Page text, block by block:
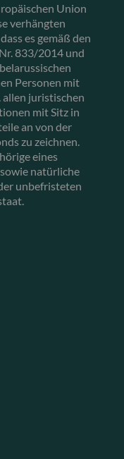
Union
verhängten
es gemäß den
833/2014 und
Personen mit
allen juristischen
mit Sitz in
an von der
zu zeichnen.
eines
natürliche
unbefristeten